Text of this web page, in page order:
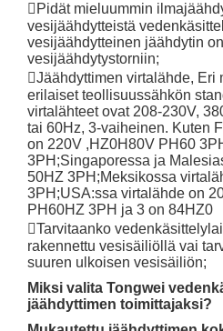
Pidät mieluummin
vesijäähdytteistä
vesijäähdytteinen jäähdytin
vesijäähdytystorniin;
Jäähdyttimen virtalähde, Eri
erilaiset teollisuussähkön
virtalähteet ovat 208-230V,
tai 60Hz, 3-vaiheinen. Kuten
on 220V ,HZ0H80V PH60
3PH;Singaporessa ja
50HZ 3PH;Meksikossa
3PH;USA:ssa virtalähde on
PH60HZ 3PH ja 3 on 84HZ0
Tarvitaanko
rakennettu vesisäiliöllä vai
suuren ulkoisen vesisäiliön;
Miksi valita Tongwei
jäähdyttimen toimittajaksi?